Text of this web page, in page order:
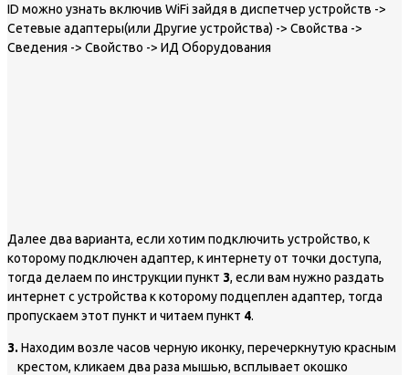
ID можно узнать включив WiFi зайдя в диспетчер устройств ->
Сетевые адаптеры(или Другие устройства) -> Свойства ->
Сведения -> Свойство -> ИД Оборудования
Далее два варианта, если хотим подключить устройство, к
которому подключен адаптер, к интернету от точки доступа,
тогда делаем по инструкции пункт 3, если вам нужно раздать
интернет с устройства к которому подцеплен адаптер, тогда
пропускаем этот пункт и читаем пункт 4.
3. Находим возле часов черную иконку, перечеркнутую красным
крестом, кликаем два раза мышью, всплывает окошко